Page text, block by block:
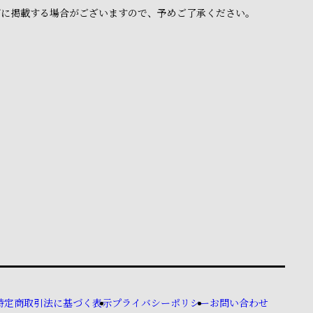
載する場合がございますので、予めご了承ください。
定商取引法に基づく表示プライバシーポリシーお問い合わせ